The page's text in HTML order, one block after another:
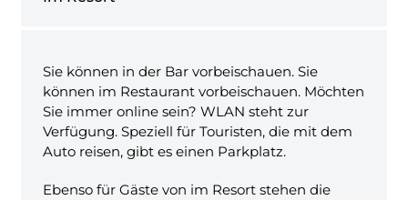
Sie können in der Bar vorbeischauen. Sie
können im Restaurant vorbeischauen. Möchten
Sie immer online sein? WLAN steht zur
Verfügung. Speziell für Touristen, die mit dem
Auto reisen, gibt es einen Parkplatz.
Ebenso für Gäste von im Resort stehen die